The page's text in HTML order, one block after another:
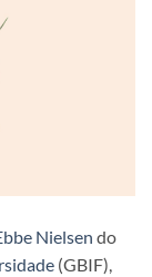
Nielsen do
(GBIF),